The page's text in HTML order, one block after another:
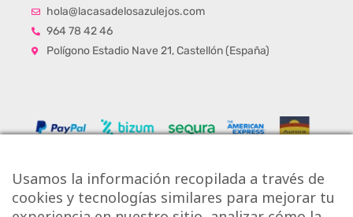
hola@lacasadelosazulejos.com
964 78 42 46
Polígono Estadio Nave 21, Castellón (España)
Usamos la información recopilada a través de
cookies y tecnologías similares para mejorar tu